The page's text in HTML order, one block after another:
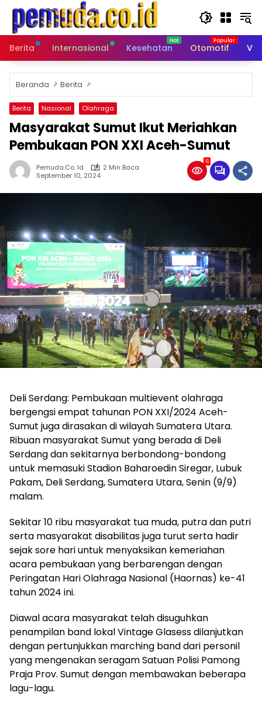
Langsung
konten
Berita
Internasional Kesehatan Otomotif
Beranda Berita
Berita Nasional Olahraga
Masyarakat Sumut Ikut Meriahkan
Pembukaan PON XXI Aceh-Sumut
Pemuda.co. Id
2 Min Baca
September 10, 2024
6
Deli Serdang: Pembukaan multievent olahraga
bergengsi empat tahunan PON XXI/2024 Aceh-
Sumut juga dirasakan di wilayah Sumatera Utara.
Ribuan masyarakat Sumut yang berada di Deli
Serdang dan sekitarnya berbondong-bondong
untuk memasuki Stadion Baharoedin Siregar, Lubuk
Pakam, Deli Serdang, Sumatera Utara, Senin (9/9)
malam.
Sekitar 10 ribu masyarakat tua muda, putra dan putri
serta masyarakat disabilitas juga turut serta hadir
sejak sore hari untuk menyaksikan kemeriahan
acara pembukaan yang berbarengan dengan
Peringatan Hari Olahraga Nasional (Haornas) ke-41
tahun 2024 ini.
Diawal acara masyarakat telah disuguhkan
penampilan band lokal Vintage Glasess dilanjutkan
dengan pertunjukkan marching band dari personil
yang mengenakan seragam Satuan Polisi Pamong
Praja Prov. Sumut dengan membawakan beberapa
lagu-lagu.